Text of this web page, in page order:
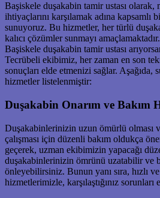
Başiskele duşakabin tamir ustası olarak,
ihtiyaçlarını karşılamak adına kapsamlı
sunuyoruz. Bu hizmetler, her türlü
kalıcı çözümler sunmayı
Başiskele duşakabin tamir ustası
Tecrübeli ekibimiz, her zaman en son
sonuçları elde etmenizi sağlar. Aşağıda,
hizmetler listelenmiştir:
Duşakabin Onarım ve Bakım
Duşakabinlerinizin uzun ömürlü olması
çalışması için düzenli bakım oldukça
geçerek, uzman ekibimizin yapacağı
duşakabinlerinizin ömrünü uzatabilir ve
önleyebilirsiniz. Bunun yanı sıra, hızlı
hizmetlerimizle, karşılaştığınız